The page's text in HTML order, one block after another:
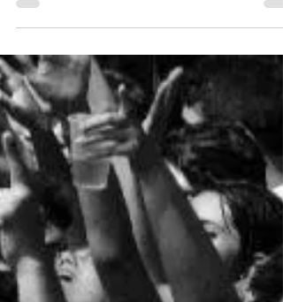
Revista Equívoca lança sua primeira edição
financiada pela Bolsa de Incentivo à Criação